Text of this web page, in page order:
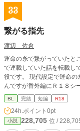
33
繋がる指先
渡辺 佐倉
運命の糸で繋がっていたところで
で連載していた話を転載し
役です。 現代設定で運命の糸が見える主人公のお話です。 本編は匂わせ程度な
んですが番外編にＲ１８シ
BL 完結 短編 R18
24h.ポイント 0pt
小説 228,705 位 /